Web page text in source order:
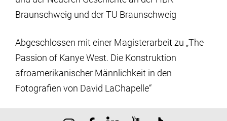
Braunschweig und der TU Braunschweig
Abgeschlossen mit einer Magisterarbeit zu „The
Passion of Kanye West. Die Konstruktion
afroamerikanischer Männlichkeit in den
Fotografien von David LaChapelle“